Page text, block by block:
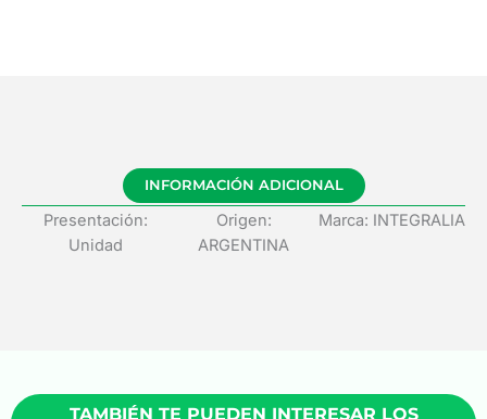
INFORMACIÓN ADICIONAL
Presentación:
Unidad
Origen:
ARGENTINA
Marca: INTEGRALIA
TAMBIÉN TE PUEDEN INTERESAR LOS